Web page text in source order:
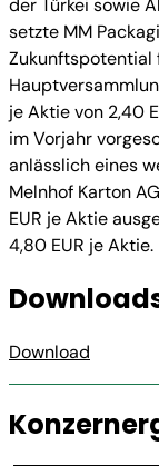
der Türkei sowie
setzte MM
Zukunftspotential
je Aktie von 2,40
im Vorjahr
anlässlich eines
Melnhof Karton
EUR je Aktie
4,80 EUR je Aktie.
Download